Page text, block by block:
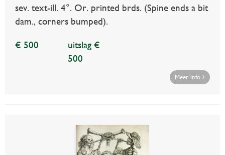
sev. text-ill. 4°. Or. printed brds. (Spine ends a bit
dam., corners bumped).
€ 500
uitslag €
500
Meer info